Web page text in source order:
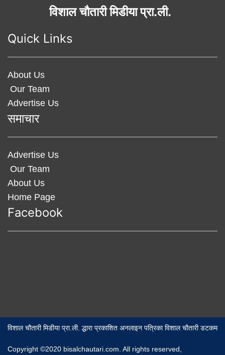
विशाल चौतारी मिडीया प्रा.ली.
Quick Links
About Us
Our Team
Advertise Us
समाचार
Advertise Us
Our Team
About Us
Home Page
Facebook
विशाल चौतारी मिडीया प्रा.ली. द्धारा प्रकाशित अनलाइन पत्रिका विशाल चौतारी डटकम
Copyright ©2020 bisalchautari.com. All rights reserved,